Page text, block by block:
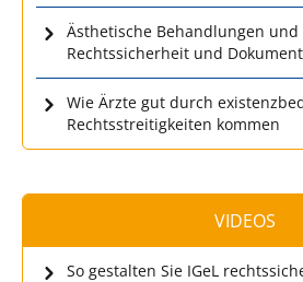
Ästhetische Behandlungen und
Rechtssicherheit und
Wie Ärzte gut durch
Rechtsstreitigkeiten kommen
VIDEOS
So gestalten Sie IGeL